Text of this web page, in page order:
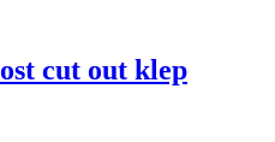
cut out klep